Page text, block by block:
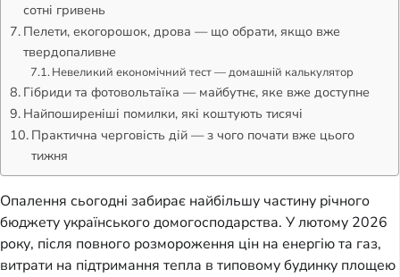
сотні гривень
Пелети, екогорошок, дрова — що обрати, якщо вже
твердопаливне
Невеликий економічний тест — домашній калькулятор
Гібриди та фотовольтаїка — майбутнє, яке вже доступне
Найпоширеніші помилки, які коштують тисячі
Практична черговість дій — з чого почати вже цього
тижня
Опалення сьогодні забирає найбільшу частину річного
бюджету українського домогосподарства. У лютому 2026
року, після повного розмороження цін на енергію та газ,
витрати на підтримання тепла в типовому будинку площею